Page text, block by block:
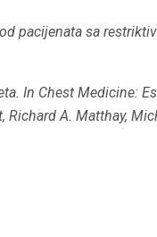
pacijenata sa
In Chest Medicine:
Richard A. Matthay,